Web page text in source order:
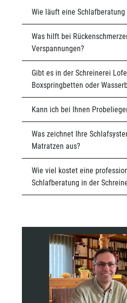
Wie läuft eine Schlafberatung
Was hilft bei
Verspannungen?
Gibt es in der Schreinerei
Boxspringbetten oder
Kann ich bei Ihnen
Was zeichnet Ihre
Matratzen aus?
Wie viel kostet eine
Schlafberatung in der